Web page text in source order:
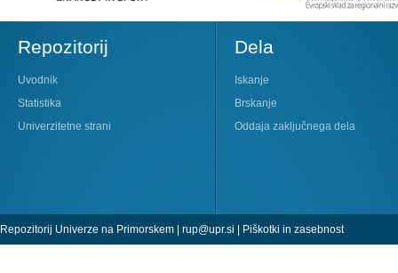
Repozitorij
Uvodnik
Statistika
Univerzitetne strani
Dela
Iskanje
Brskanje
Oddaja zaključnega dela
Repozitorij Univerze na Primorskem | rup@upr.si | Piškotki in zasebnost